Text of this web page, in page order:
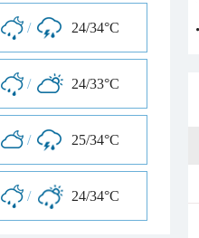
/ 24/34°C
/ 24/33°C
/ 25/34°C
/ 24/34°C